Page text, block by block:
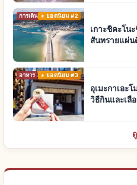
การเดินทางยอดนิยม #2
เกาะชิคะโน
สันทรายแผ่น
อาหาร ยอดนิยม #3
อุเมะกาเอะ
วิธีกินและเลื